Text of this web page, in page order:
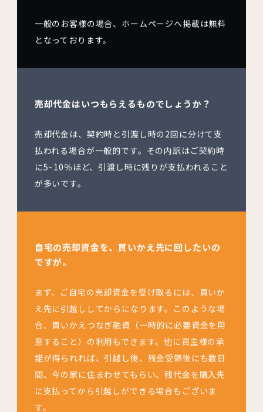
一般のお客様の場合、ホームページへ掲載は無料
となっております。
売却代金はいつもらえるものでしょうか？
売却代金は、契約時と引渡し時の2回に分けて支
払われる場合が一般的です。その内訳はご契約時
に5~10％ほど、引渡し時に残りが支払われること
が多いです。
自宅の売却資金を、買いかえ先に回したいの
ですが。
まず、ご自宅の売却資金を受け取るには、買いか
え先に引越ししてからになります。このような場
合、買いかえつなぎ融資（一時的に必要資金を用
意すること）の利用もできます。他に買主様の承
諾が得られれば、引越し後、残金受領後にも数日
間、今の家に住まわせてもらい、残代金を購入先
に支払ってから引越しができる場合もございま
す。